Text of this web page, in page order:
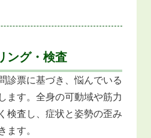
ング・検査
診票に基づき、悩んでいる
ます。全身の可動域や筋力
検査し、症状と姿勢の歪み
ます。